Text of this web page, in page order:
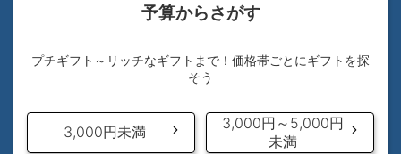
予算からさがす
プチギフト～リッチなギフトまで！価格帯ごとにギフトを探
そう
3,000円未満
3,000円～5,000円
未満